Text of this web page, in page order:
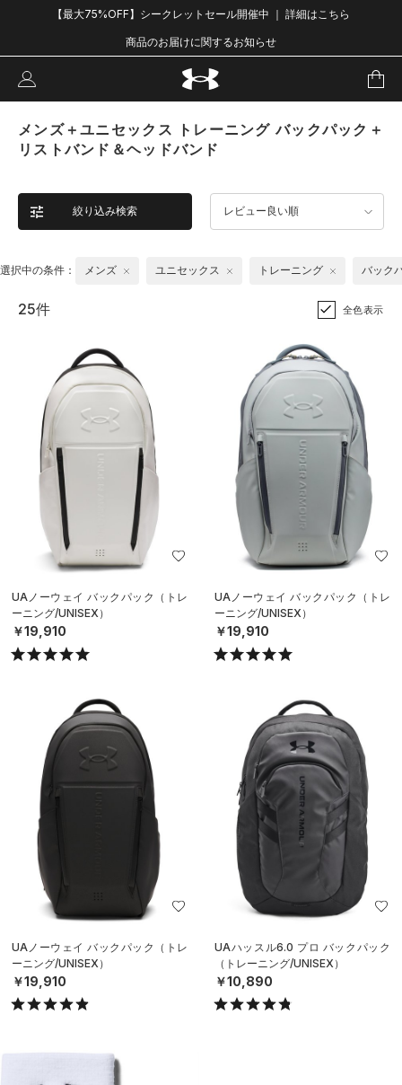
【最大75%OFF】シークレットセール開催中 ｜ 詳細はこちら
商品のお届けに関するお知らせ
メンズ＋ユニセックス トレーニング バックパック＋
リストバンド＆ヘッドバンド
絞り込み検索 レビュー良い順
選択中の条件： メンズ ユニセックス トレーニング バック
25件 全色表示
UAノーウェイ バックパック（トレ
ーニング/UNISEX）
￥19,910
UAノーウェイ バックパック（トレ
ーニング/UNISEX）
￥19,910
UAノーウェイ バックパック（トレ
ーニング/UNISEX）
￥19,910
UAハッスル6.0 プロ バックパック
（トレーニング/UNISEX）
￥10,890